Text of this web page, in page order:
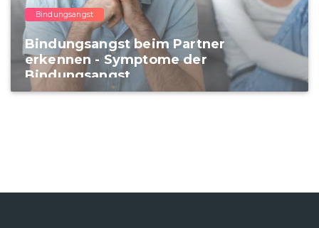
Bindungsangst
Bindungsangst beim Partner
erkennen - Symptome der
Bindungsangst